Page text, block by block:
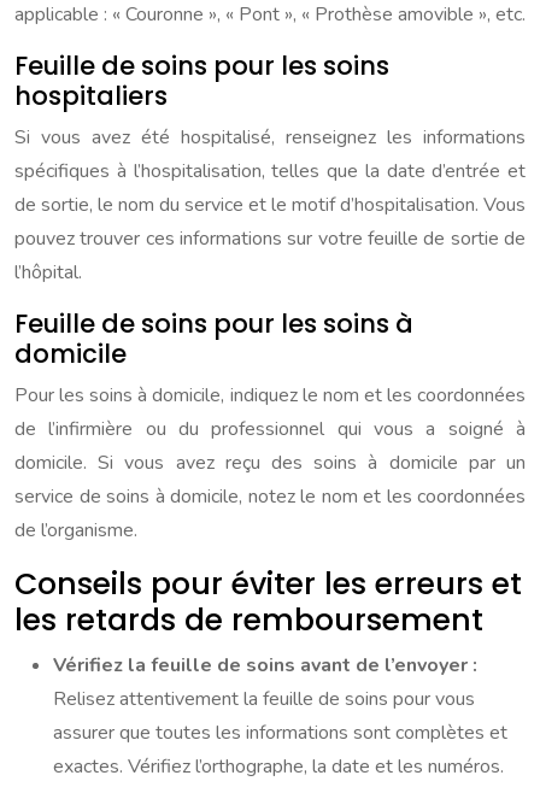
applicable : « Couronne », « Pont », « Prothèse amovible », etc.
Feuille de soins pour les soins
hospitaliers
Si vous avez été hospitalisé, renseignez les informations
spécifiques à l’hospitalisation, telles que la date d’entrée et
de sortie, le nom du service et le motif d’hospitalisation. Vous
pouvez trouver ces informations sur votre feuille de sortie de
l’hôpital.
Feuille de soins pour les soins à
domicile
Pour les soins à domicile, indiquez le nom et les coordonnées
de l’infirmière ou du professionnel qui vous a soigné à
domicile. Si vous avez reçu des soins à domicile par un
service de soins à domicile, notez le nom et les coordonnées
de l’organisme.
Conseils pour éviter les erreurs et
les retards de remboursement
Vérifiez la feuille de soins avant de l’envoyer :
Relisez attentivement la feuille de soins pour vous
assurer que toutes les informations sont complètes et
exactes. Vérifiez l’orthographe, la date et les numéros.